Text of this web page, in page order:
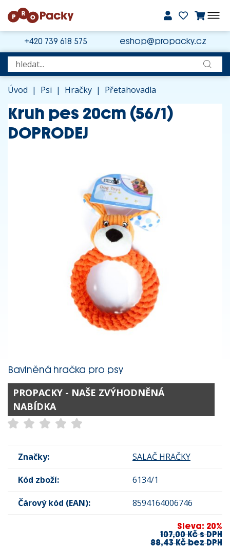
+420 739 618 575 eshop@propacky.cz
Úvod | Psi | Hračky | Přetahovadla
Kruh pes 20cm (56/1)
DOPRODEJ
Bavlněná hračka pro psy
PROPACKY - NAŠE ZVÝHODNĚNÁ
NABÍDKA
Značky: SALAČ HRAČKY
Kód zboží: 6134/1
Čárový kód (EAN): 8594164006746
Sleva: 20%
107,00 Kč s DPH
88,43 Kč bez DPH